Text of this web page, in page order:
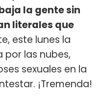
la gente sin
literales que
este lunes la
las nubes,
sexuales en la
¡Tremenda!